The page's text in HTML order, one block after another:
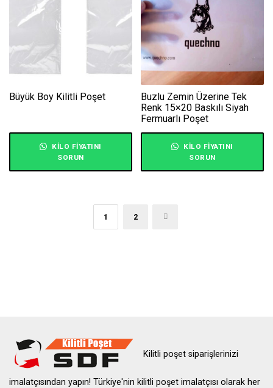
Büyük Boy Kilitli Poşet
KILO FIYATINI
SORUN
Buzlu Zemin Üzerine Tek
Renk 15×20 Baskılı Siyah
Fermuarlı Poşet
KILO FIYATINI
SORUN
1 2 →
Kilitli poşet siparişlerinizi
imalatçısından yapın! Türkiye'nin kilitli poşet imalatçısı olarak her